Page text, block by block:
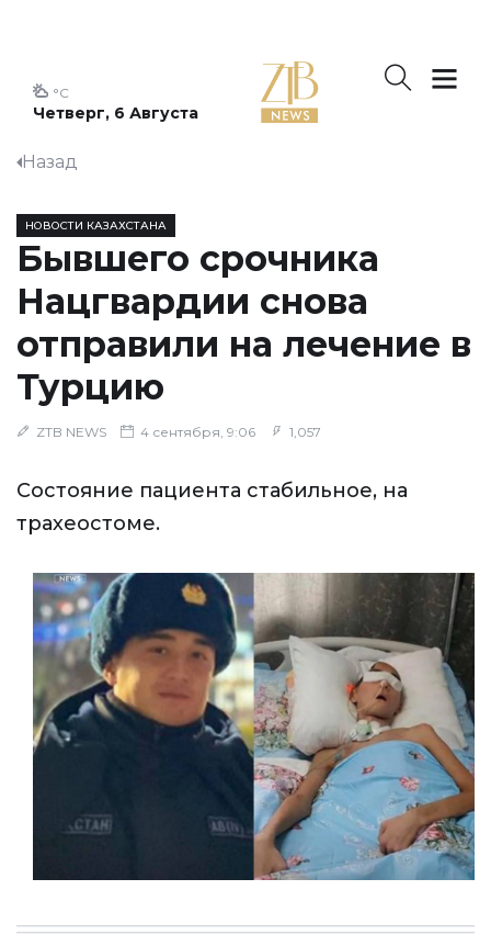
Четверг, 6 Августа
°C
Назад
НОВОСТИ КАЗАХСТАНА
Бывшего срочника
Нацгвардии снова
отправили на лечение в
Турцию
ZTB NEWS 4 сентября, 9:06 1,057
Состояние пациента стабильное, на
трахеостоме.